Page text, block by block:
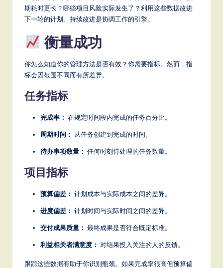
期耗时更长？哪些项目风险实际发生了？利用这些数据改进
下一轮的计划。持续改进是协调工作的引擎。
衡量成功
你怎么知道你的管理方法是否有效？你需要指标。然而，指
标会因范围不同而有所差异。
任务指标
完成率： 在规定时间段内完成的任务百分比。
周期时间： 从任务创建到完成的时间。
待办事项数量： 任何时刻待处理的任务数量。
项目指标
预算偏差： 计划成本与实际成本之间的差异。
进度偏差： 计划时间与实际时间之间的差异。
交付成果质量： 最终成果是否符合既定标准。
利益相关者满意度： 对结果投入关注的人的反馈。
跟踪这些数据有助于你识别瓶颈。如果完成率很高但预算偏